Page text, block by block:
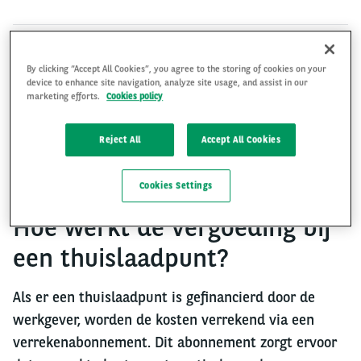
Met de opkomst van zonnepanelen en dynamische
tarieven is er veel onduidelijkheid bij werkgevers
over de hoogte van de toegestane vergoeding. In dit
artikel geven we inzicht in de regels rondom
aandachtspunten voor berijders en werkgevers.
Hoe werkt de vergoeding bij
een thuislaadpunt?
Als er een thuislaadpunt is gefinancierd door de
werkgever, worden de kosten verrekend via een
verrekenabonnement. Dit abonnement zorgt ervoor
By clicking “Accept All Cookies”, you agree to the storing of cookies on your
device to enhance site navigation, analyze site usage, and assist in our
marketing efforts.
Cookies policy
Reject All Accept All Cookies
Cookies Settings